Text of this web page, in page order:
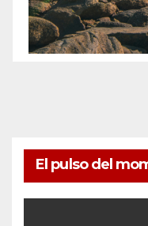
El pulso del